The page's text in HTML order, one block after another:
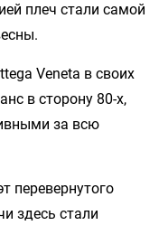
плеч стали самой
Veneta в своих
в сторону 80-х,
за всю
перевернутого
здесь стали